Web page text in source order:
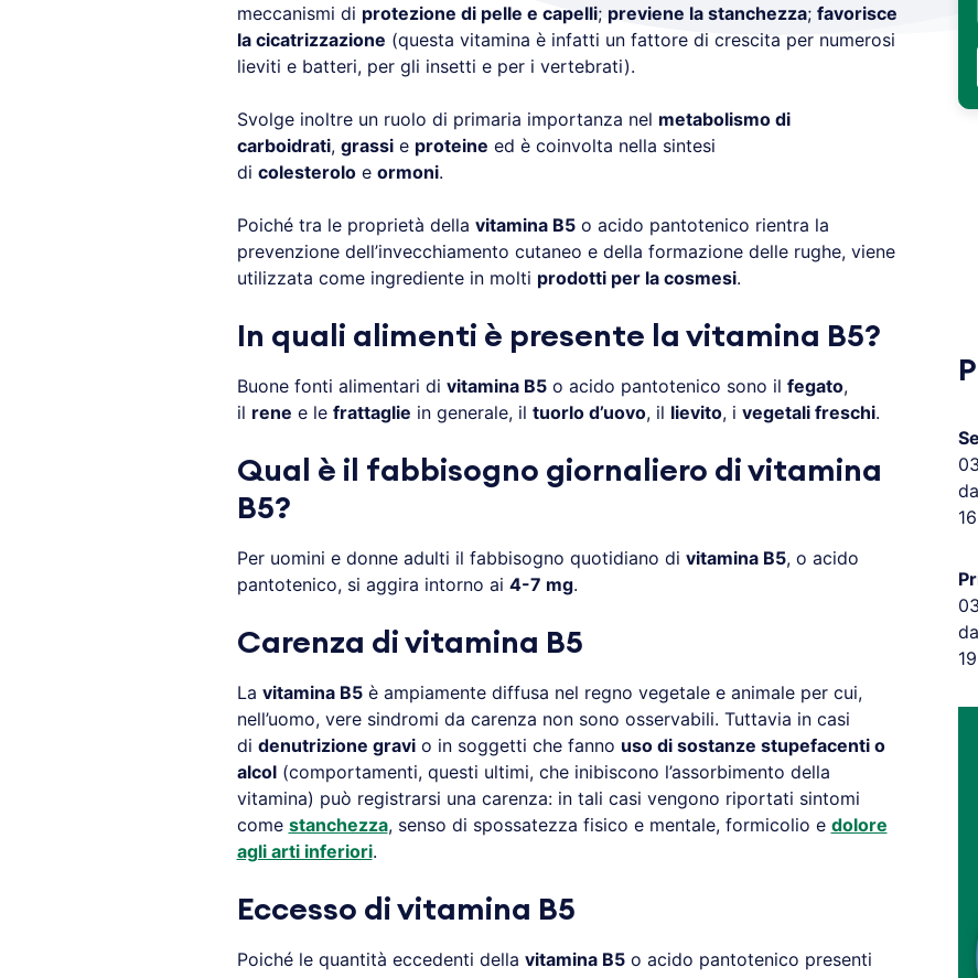
meccanismi di protezione di pelle e capelli; previene la stanchezza; favorisce
la cicatrizzazione (questa vitamina è infatti un fattore di crescita per numerosi
lieviti e batteri, per gli insetti e per i vertebrati).
Svolge inoltre un ruolo di primaria importanza nel metabolismo di
carboidrati, grassie proteine ed è coinvolta nella sintesi
di colesteroloe ormoni.
Poiché tra le proprietà della vitamina B5o acido pantotenico rientra la
prevenzione dell’invecchiamento cutaneo e della formazione delle rughe, viene
utilizzata come ingrediente in molti prodotti per la cosmesi.
In quali alimenti è presente la vitamina B5?
Buone fonti alimentari di vitamina B5o acido pantotenico sono il fegato,
il rene e le frattaglie in generale, il tuorlo d’uovo, il lievito, i vegetali freschi.
Qual è il fabbisogno giornaliero di vitamina
B5?
Per uomini e donne adulti il fabbisogno quotidiano di vitamina B5, o acido
pantotenico, si aggira intorno ai 4-7 mg.
Carenza di vitamina B5
La vitamina B5è ampiamente diffusa nel regno vegetale e animale per cui,
nell’uomo, vere sindromi da carenza non sono osservabili. Tuttavia in casi
di denutrizione gravio in soggetti che fanno uso di sostanze stupefacenti o
alcol(comportamenti, questi ultimi, che inibiscono l’assorbimento della
vitamina) può registrarsi una carenza: in tali casi vengono riportati sintomi
come stanchezza, senso di spossatezza fisico e mentale, formicolio e dolore
agli arti inferiori.
Eccesso di vitamina B5
Poiché le quantità eccedenti della vitamina B5o acido pantotenico presenti
16